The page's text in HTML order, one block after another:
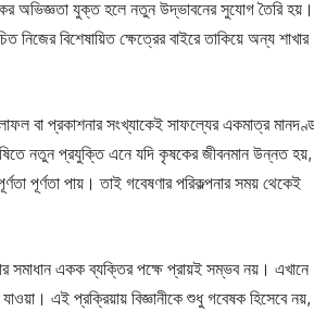
অভিজ্ঞতা যুক্ত হলে নতুন উদ্ভাবনের সুযোগ তৈরি হয়।
বিশেষায়িত ক্ষেত্রের বাইরে তাকিয়ে অন্য শাখার
বা প্রকাশনার সংখ্যাকেই সাফল্যের একমাত্র
নতুন প্রযুক্তি এনে যদি কৃষকের জীবনমান উন্নত হয়,
পূর্ণতা পায়। তাই গবেষণার পরিকল্পনার সময় থেকেই
সমাধান একক ব্যক্তির পক্ষে প্রায়ই সম্ভব নয়। এখানে
এই প্রক্রিয়ায় বিজ্ঞানীকে শুধু গবেষক হিসেবে নয়,